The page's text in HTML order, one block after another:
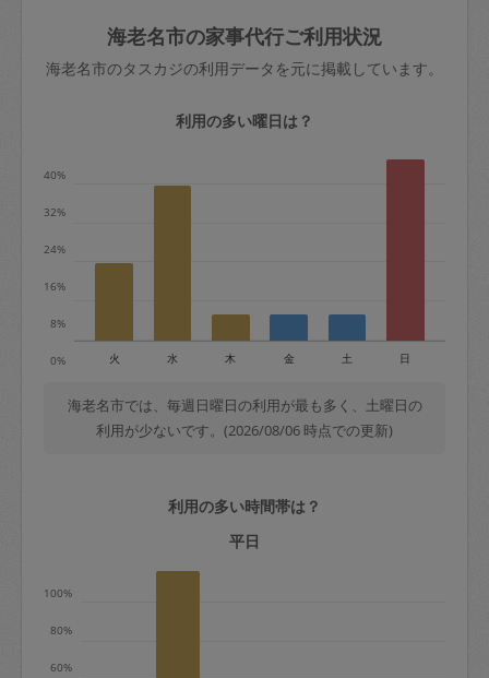
依頼者不在による当日キャンセル＝依頼
金額の100%＋交通費全額
※例：依頼日時／土曜日午前9時開始の場
土曜日8時〜実施時間＝依頼金額の100%
＋交通費全額
依頼者不在による当日キャンセル＝依頼
金額の100%＋交通費全額
定期契約をキャンセルする場合、毎週定
期は月2回まで隔週定期は月1回までキャ
ンセル料は発生しません。それ以上はキ
きた場合は損害保険の対象外となるので
ご注意ください。
玉、など
あわせてこちらも参照ください：初めて
はありますか？
海老名市の家事代行ご利用状況
海老名市のタスカジの利用データを元に掲載しています。
利用の多い曜日は？
0%
8%
16%
24%
32%
40%
火 水 木 金 土 日
海老名市では、毎週日曜日の利用が最も多く、土曜日の
利用が少ないです。(2026/08/06 時点での更新)
利用の多い時間帯は？
平日
60%
80%
100%